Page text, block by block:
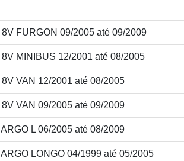
FURGON 09/2005 até 09/2009
MINIBUS 12/2001 até 08/2005
VAN 12/2001 até 08/2005
VAN 09/2005 até 09/2009
L 06/2005 até 08/2009
LONGO 04/1999 até 05/2005